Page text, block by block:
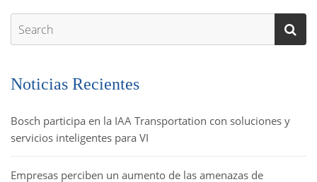
Noticias Recientes
Bosch participa en la IAA Transportation con soluciones y
servicios inteligentes para VI
Empresas perciben un aumento de las amenazas de